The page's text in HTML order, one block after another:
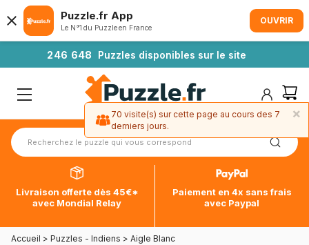
246 648 Puzzles disponibles sur le site
Livraison offerte dès 45€*
avec Mondial Relay
Paiement en 4x sans frais
avec Paypal
Accueil > Puzzles - Indiens > Aigle Blanc
Puzzle.fr App
Le N°1 du Puzzle en France
OUVRIR
×
70 visite(s) sur cette page au cours des 7
derniers jours.